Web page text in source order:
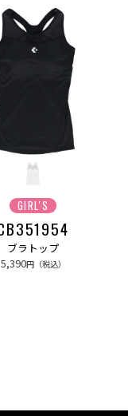
GIRL'S
ブラトップ
5,390円（税込）